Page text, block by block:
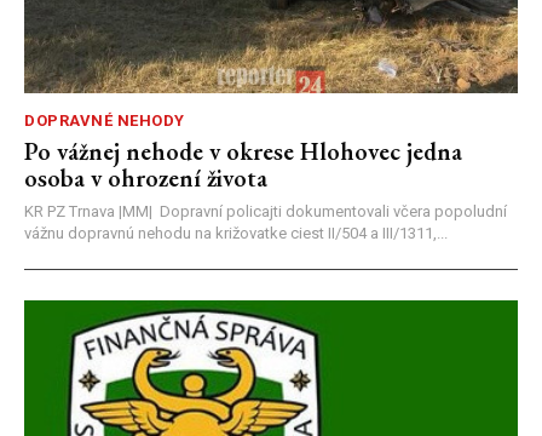
DOPRAVNÉ NEHODY
Po vážnej nehode v okrese Hlohovec jedna
osoba v ohrození života
KR PZ Trnava |MM| Dopravní policajti dokumentovali včera popoludní
vážnu dopravnú nehodu na križovatke ciest II/504 a III/1311,...